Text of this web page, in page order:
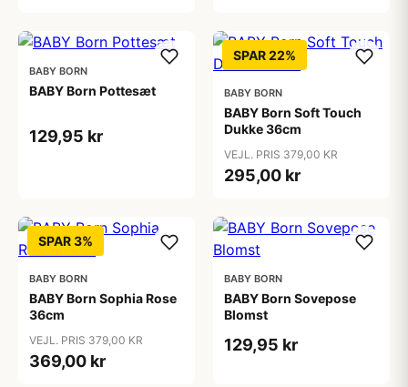
BABY BORN
BABY Born Pottesæt
129,95 kr
SPAR 22%
BABY BORN
BABY Born Soft Touch
Dukke 36cm
VEJL. PRIS 379,00 KR
295,00 kr
SPAR 3%
BABY BORN
BABY Born Sophia Rose
36cm
VEJL. PRIS 379,00 KR
369,00 kr
BABY BORN
BABY Born Sovepose
Blomst
129,95 kr